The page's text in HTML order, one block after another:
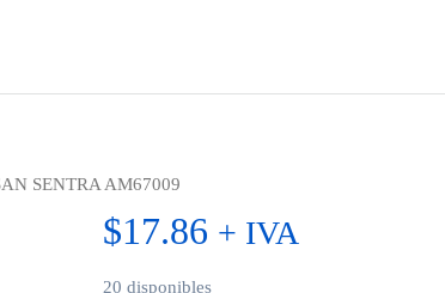
SENTRA AM67009
$17.86 + IVA
20 disponibles